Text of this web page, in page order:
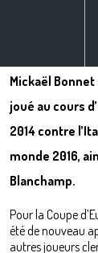
Mickaël
joué au cours
2014 contre
monde 2016,
Blanchamp.
Pour la Coupe
été de nouveau
autres joueurs